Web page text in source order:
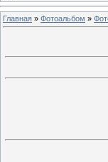
Главная » Фотоальбом »